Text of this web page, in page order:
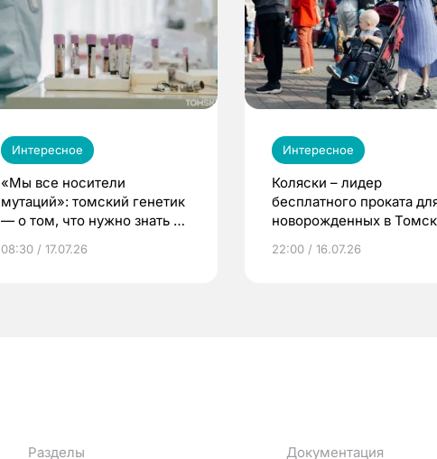
Интересное
«Мы все носители
мутаций»: томский генетик
— о том, что нужно знать до
08:30 / 17.07.26
Интересное
Коляски – лидер
бесплатного проката
новорожденных в
22:00 / 16.07.26
Разделы Документация